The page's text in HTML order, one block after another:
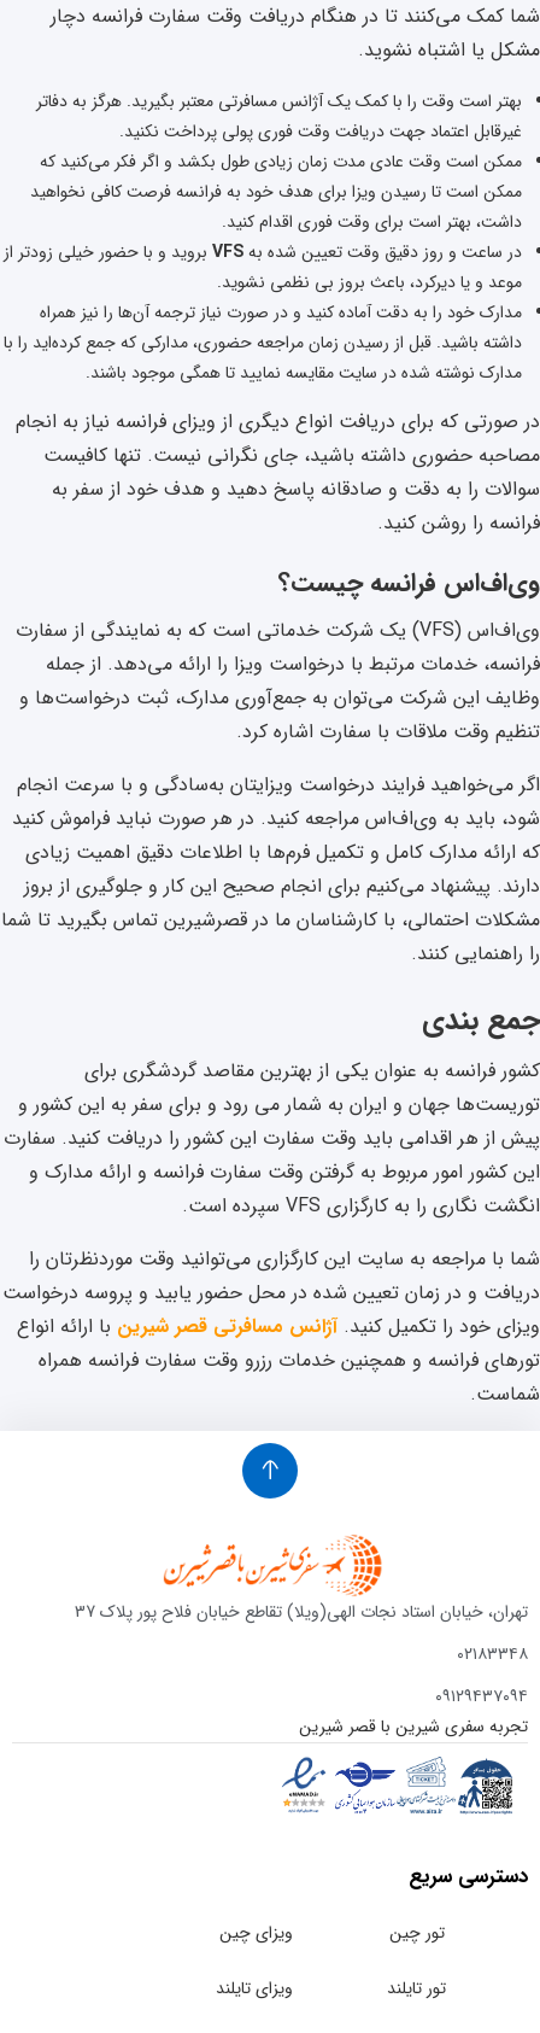
شما کمک می‌کنند تا در هنگام دریافت وقت سفارت فرانسه دچار
مشکل یا اشتباه نشوید.
بهتر است وقت را با کمک یک آژانس مسافرتی معتبر بگیرید. هرگز به دفاتر
غیرقابل اعتماد جهت دریافت وقت فوری پولی پرداخت نکنید.
ممکن است وقت عادی مدت زمان زیادی طول بکشد و اگر فکر می‌کنید که
ممکن است تا رسیدن ویزا برای هدف خود به فرانسه فرصت کافی نخواهید
داشت، بهتر است برای وقت فوری اقدام کنید.
در ساعت و روز دقیق وقت تعیین شده بهVFS بروید و با حضور خیلی زودتر از
موعد و یا دیرکرد، باعث بروز بی نظمی نشوید.
مدارک خود را به دقت آماده کنید و در صورت نیاز ترجمه آن‌ها را نیز همراه
داشته باشید. قبل از رسیدن زمان مراجعه حضوری، مدارکی که جمع کرده‌اید را با
مدارک نوشته شده در سایت مقایسه نمایید تا همگی موجود باشند.
در صورتی که برای دریافت انواع دیگری از ویزای فرانسه نیاز به انجام
مصاحبه حضوری داشته باشید، جای نگرانی نیست. تنها کافیست
سوالات را به دقت و صادقانه پاسخ دهید و هدف خود از سفر به
فرانسه را روشن کنید.
وی‌اف‌اس فرانسه چیست؟
وی‌اف‌اس (VFS) یک شرکت خدماتی است که به نمایندگی از سفارت
فرانسه، خدمات مرتبط با درخواست ویزا را ارائه می‌دهد. از جمله
وظایف این شرکت می‌توان به جمع‌آوری مدارک، ثبت درخواست‌ها و
تنظیم وقت ملاقات با سفارت اشاره کرد.
اگر می‌خواهید فرایند درخواست ویزایتان به‌سادگی و با سرعت انجام
شود، باید به وی‌اف‌اس مراجعه کنید. در هر صورت نباید فراموش کنید
که ارائه مدارک کامل و تکمیل فرم‌ها با اطلاعات دقیق اهمیت زیادی
دارند. پیشنهاد می‌کنیم برای انجام صحیح این کار و جلوگیری از بروز
مشکلات احتمالی، با کارشناسان ما در قصرشیرین تماس بگیرید تا شما
را راهنمایی کنند.
جمع بندی
کشور فرانسه به عنوان یکی از بهترین مقاصد گردشگری برای
توریست‌ها جهان و ایران به شمار می رود و برای سفر به این کشور و
پیش از هر اقدامی باید وقت سفارت این کشور را دریافت کنید. سفارت
این کشور امور مربوط به گرفتن وقت سفارت فرانسه و ارائه مدارک و
انگشت نگاری را به کارگزاری VFS سپرده است.
شما با مراجعه به سایت این کارگزاری می‌توانید وقت موردنظرتان را
دریافت و در زمان تعیین شده در محل حضور یابید و پروسه درخواست
ویزای خود را تکمیل کنید. آژانس مسافرتی قصر شیرین با ارائه انواع
تور‌های فرانسه و همچنین خدمات رزرو وقت سفارت فرانسه همراه
شماست.
تهران، خیابان استاد نجات الهی(ویلا) تقاطع خیابان فلاح پور پلاک 37
۰۲۱۸۳۳۴۸
۰۹۱۲۹۴۳۷۰۹۴
تجربه سفری شیرین با قصر شیرین
دسترسی سریع
تور چین
تور تایلند
ویزای چین
ویزای تایلند